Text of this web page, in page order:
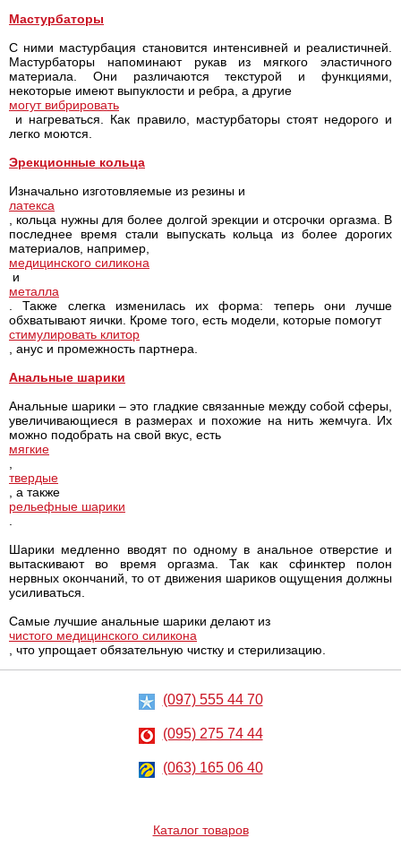
Мастурбаторы
С ними мастурбация становится интенсивней и реалистичней.
Мастурбаторы напоминают рукав из мягкого эластичного
материала. Они различаются текстурой и функциями,
некоторые имеют выпуклости и ребра, а другие
могут вибрировать
и нагреваться. Как правило, мастурбаторы стоят недорого и
легко моются.
Эрекционные кольца
Изначально изготовляемые из резины и
латекса
, кольца нужны для более долгой эрекции и отсрочки оргазма. В
последнее время стали выпускать кольца из более дорогих
материалов, например,
медицинского силикона
и
металла
. Также слегка изменилась их форма: теперь они лучше
обхватывают яички. Кроме того, есть модели, которые помогут
стимулировать клитор
, анус и промежность партнера.
Анальные шарики
Анальные шарики – это гладкие связанные между собой сферы,
увеличивающиеся в размерах и похожие на нить жемчуга. Их
можно подобрать на свой вкус, есть
мягкие
твердые
, а также
рельефные шарики
Шарики медленно вводят по одному в анальное отверстие и
вытаскивают во время оргазма. Так как сфинктер полон
нервных окончаний, то от движения шариков ощущения должны
усиливаться.
Самые лучшие анальные шарики делают из
чистого медицинского силикона
, что упрощает обязательную чистку и стерилизацию.
(097) 555 44 70
(095) 275 74 44
(063) 165 06 40
Каталог товаров